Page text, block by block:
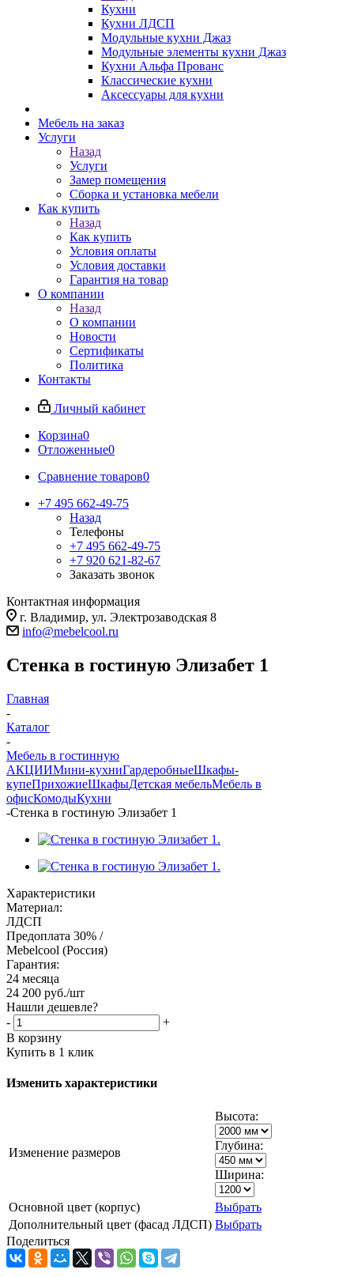
Кухни
Кухни ЛДСП
Модульные кухни Джаз
Модульные элементы кухни Джаз
Кухни Альфа Прованс
Классические кухни
Аксессуары для кухни
Мебель на заказ
Услуги
Назад
Услуги
Замер помещения
Сборка и установка мебели
Как купить
Назад
Как купить
Условия оплаты
Условия доставки
Гарантия на товар
О компании
Назад
О компании
Новости
Сертификаты
Политика
Контакты
Личный кабинет
Корзина0
Отложенные0
Сравнение товаров0
+7 495 662-49-75
Назад
Телефоны
+7 495 662-49-75
+7 920 621-82-67
Заказать звонок
Контактная информация
г. Владимир, ул. Электрозаводская 8
info@mebelcool.ru
Стенка в гостиную Элизабет 1
Главная
-
Каталог
-
Мебель в гостинную
АКЦИИМини-кухниГардеробныеШкафы-
купеПрихожиеШкафыДетская мебельМебель в
офисКомодыКухни
-Стенка в гостиную Элизабет 1
Характеристики
Материал:
ЛДСП
Предоплата 30% /
Mebelcool (Россия)
Гарантия:
24 месяца
24 200 руб./шт
Нашли дешевле?
-
+
В корзину
Купить в 1 клик
Изменить характеристики
Изменение размеров
Высота:
Глубина:
Ширина:
Основной цвет (корпус)
Выбрать
Дополнительный цвет (фасад ЛДСП) Выбрать
Поделиться